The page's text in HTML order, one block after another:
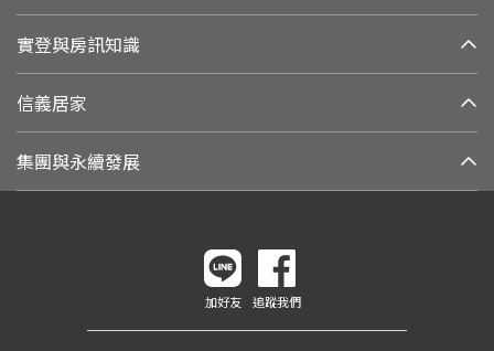
實登與房訊知識
信義居家
集團與永續發展
加好友 追蹤我們